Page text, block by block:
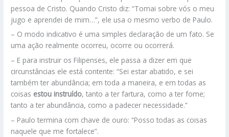
pessoa de Cristo. Quando Cristo diz: “Tomai sobre vós o meu
jugo e aprendei de mim…”, ele usa o mesmo verbo de Paulo.
– O modo indicativo é uma simples declaração de um fato. Se
uma ação realmente ocorreu, ocorre ou ocorrerá.
– E para instruir os Filipenses, ele passa a dizer em que
circunstâncias ele está contente: “Sei estar abatido, e sei
também ter abundância; em toda a maneira, e em todas as
coisas estou instruído, tanto a ter fartura, como a ter fome;
tanto a ter abundância, como a padecer necessidade.”
– Paulo termina com chave de ouro: “Posso todas as coisas
naquele que me fortalece”.